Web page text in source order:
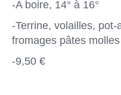
-A boire, 14° à 16°
-Terrine, volailles,
fromages pâtes molles
-9,50 €